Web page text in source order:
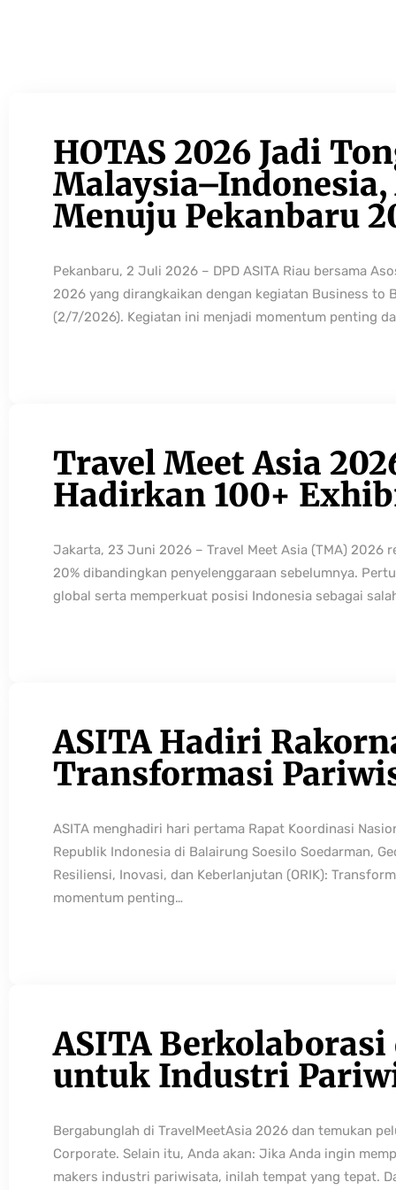
HOTAS 2026 Jadi
Menuju Pekanbaru
Pekanbaru, 2 Juli 2026 – DPD ASITA Riau bersama
2026 yang dirangkaikan dengan kegiatan Business to
(2/7/2026). Kegiatan ini menjadi momentum penting
Travel Meet Asia
Hadirkan 100+
Jakarta, 23 Juni 2026 – Travel Meet Asia (TMA) 2026
20% dibandingkan penyelenggaraan sebelumnya.
global serta memperkuat posisi Indonesia sebagai
ASITA Hadiri
Transformasi
ASITA menghadiri hari pertama Rapat Koordinasi
Republik Indonesia di Balairung Soesilo Soedarman,
Resiliensi, Inovasi, dan Keberlanjutan (ORIK):
momentum penting…
ASITA
untuk Industri
Bergabunglah di TravelMeetAsia 2026 dan temukan
Corporate. Selain itu, Anda akan: Jika Anda ingin
makers industri pariwisata, inilah tempat yang tepat.